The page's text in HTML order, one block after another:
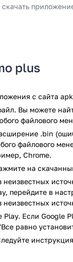
скачать
страну
Также imo
и
называемая lite-
свои сторисы
уникальные
ими со своими
в
памяти.
вызовы;
plus
с сайта
Вы можете
файлового
.bin
файлового
Chrome.
на
неизвестных
перейдите в
неизвестных
Если Google
равно